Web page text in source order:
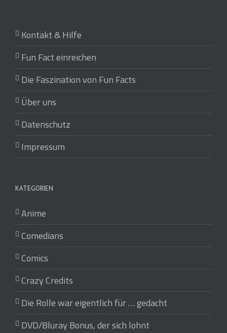
Kontakt & Hilfe
Fun Fact einreichen
Die Faszination von Fun Facts
Über uns
Datenschutz
Impressum
KATEGORIEN
Anime
Comedians
Comics
Crazy Credits
Die Rolle war eigentlich für … gedacht
DVD/Bluray Bonus, der sich lohnt